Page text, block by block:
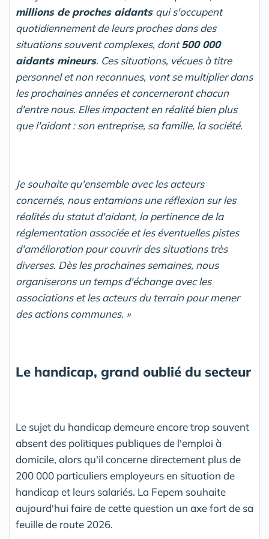
millions de proches aidants qui s'occupent
quotidiennement de leurs proches dans des
situations souvent complexes, dont500 000
aidants mineurs. Ces situations, vécues à titre
personnel et non reconnues, vont se multiplier dans
les prochaines années et concerneront chacun
d'entre nous. Elles impactent en réalité bien plus
que l'aidant : son entreprise, sa famille, la société.
Je souhaite qu'ensemble avec les acteurs
concernés, nous entamions une réflexion sur les
réalités du statut d'aidant, la pertinence de la
réglementation associée et les éventuelles pistes
d'amélioration pour couvrir des situations très
diverses. Dès les prochaines semaines, nous
organiserons un temps d'échange avec les
associations et les acteurs du terrain pour mener
des actions communes. »
Le handicap, grand oublié du secteur
Le sujet du handicap demeure encore trop souvent
absent des politiques publiques de l'emploi à
domicile, alors qu'il concerne directement plus de
200 000 particuliers employeurs en situation de
handicap et leurs salariés. La Fepem souhaite
aujourd'hui faire de cette question un axe fort de sa
feuille de route 2026.